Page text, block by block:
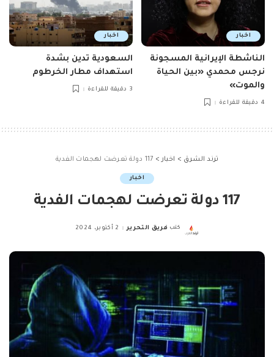
اخبار
الناشطة الإيرانية المسجونة
نرجس محمدي «بين الحياة
والموت»
4 دقيقة للقراءة
اخبار
السعودية تدين بشدة
استهداف مطار الخرطوم
3 دقيقة للقراءة
ترند الشرق > اخبار > 117 دولة تعرضت لهجمات الفدية
اخبار
117 دولة تعرضت لهجمات الفدية
Posted
كتب فريق التحرير 2 أكتوبر، 2024